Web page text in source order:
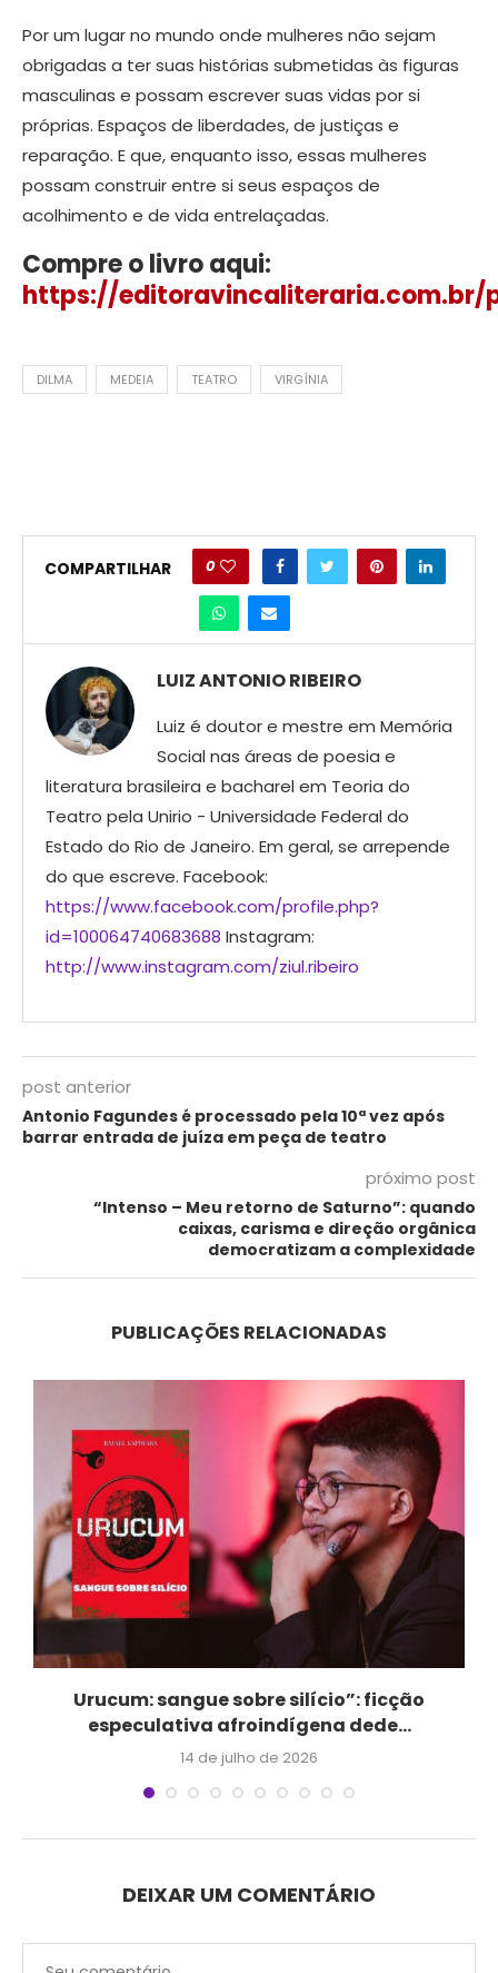
Por um lugar no mundo onde mulheres não sejam
obrigadas a ter suas histórias submetidas às figuras
masculinas e possam escrever suas vidas por si
próprias. Espaços de liberdades, de justiças e
reparação. E que, enquanto isso, essas mulheres
possam construir entre si seus espaços de
acolhimento e de vida entrelaçadas.
Compre o livro aqui:
https://
DILMA MEDEIA TEATRO VIRGÍNIA
COMPARTILHAR 0
LUIZ ANTONIO RIBEIRO
Luiz é doutor e mestre em Memória
Social nas áreas de poesia e
literatura brasileira e bacharel em Teoria do
Teatro pela Unirio - Universidade Federal do
Estado do Rio de Janeiro. Em geral, se arrepende
do que escreve. Facebook:
https://www.facebook.com/profile.php?
id=100064740683688 Instagram:
http://www.instagram.com/ziul.ribeiro
post anterior
Antonio Fagundes é processado pela 10ª vez após
barrar entrada de juíza em peça de teatro
próximo post
“Intenso – Meu retorno de Saturno”: quando
caixas, carisma e direção orgânica
democratizam a complexidade
PUBLICAÇÕES RELACIONADAS
Urucum: sangue sobre silício”: ficção
especulativa afroindígena dede...
14 de julho de 2026
DEIXAR UM COMENTÁRIO